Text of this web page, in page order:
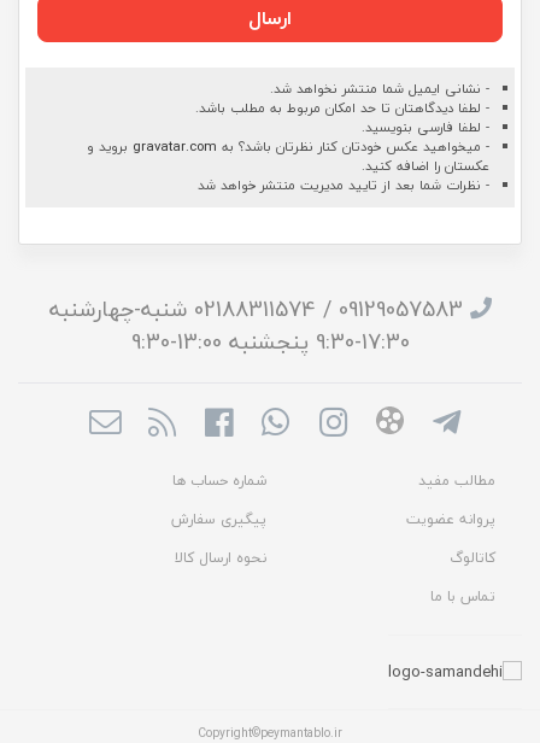
ارسال
- نشانی ایمیل شما منتشر نخواهد شد.
- لطفا دیدگاهتان تا حد امکان مربوط به مطلب باشد.
- لطفا فارسی بنویسید.
- میخواهید عکس خودتان کنار نظرتان باشد؟ به gravatar.com بروید و
عکستان را اضافه کنید.
- نظرات شما بعد از تایید مدیریت منتشر خواهد شد
09129057583 / 02188311574 شنبه-چهارشنبه
17:30-9:30 پنجشنبه 13:00-9:30
مطالب مفید
شماره حساب ها
پروانه عضویت
پیگیری سفارش
کاتالوگ
نحوه ارسال کالا
تماس با ما
Copyright©peymantablo.ir